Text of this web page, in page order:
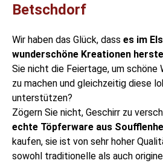
Betschdorf
Wir haben das Glück, dass es im
wunderschöne Kreationen
Sie nicht die Feiertage, um schöne
zu machen und gleichzeitig diese
unterstützen?
Zögern Sie nicht, Geschirr zu
echte Töpferware aus
kaufen, sie ist von sehr hoher
sowohl traditionelle als auch